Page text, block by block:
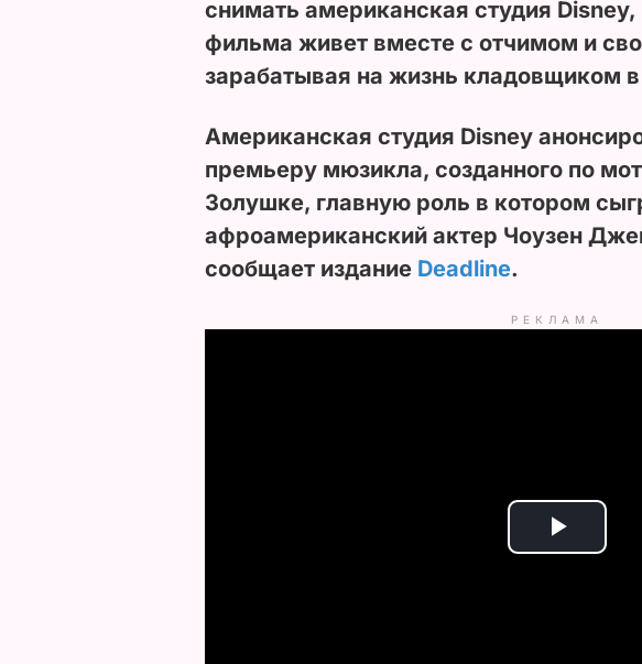
снимать американская студия Disney,
фильма живет вместе с отчимом и
зарабатывая на жизнь кладовщиком в
Американская студия Disney
премьеру мюзикла, созданного по
Золушке, главную роль в котором
афроамериканский актер Чоузен
сообщает издание Deadline.
РЕКЛАМА
P